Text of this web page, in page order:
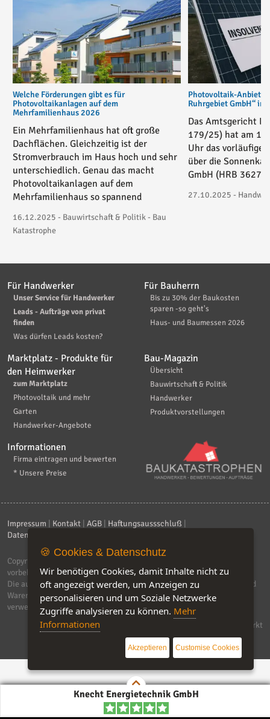
Welche Förderungen gibt es für
Photovoltaikanlagen auf dem
Mehrfamilienhaus 2026
Ein Mehrfamilienhaus hat oft große
Dachflächen. Gleichzeitig ist der
Stromverbrauch im Haus hoch und sehr
unterschiedlich. Genau das macht
Photovoltaikanlagen auf dem
Mehrfamilienhaus so spannend
16.12.2025 - Bauwirtschaft & Politik - Bau
Katastrophe
Photovoltaik-Anbieter
Ruhrgebiet GmbH“ in
Das Amtsgericht
179/25) hat am
Uhr das vorläufige
über die
GmbH (HRB
27.10.2025 -
Knecht Energietechnik GmbH
Für Handwerker
Unser Service für Handwerker
Leads - Aufträge von privat
finden
Was dürfen Leads kosten?
Für Bauherrn
Bis zu 30% der Baukosten
sparen -so geht's
Haus- und Baumessen 2026
Marktplatz - Produkte für
den Heimwerker
zum Marktplatz
Photovoltaik und mehr
Garten
Handwerker-Angebote
Bau-Magazin
Übersicht
Bauwirtschaft & Politik
Handwerker
Produktvorstellungen
Informationen
Firma eintragen und bewerten
* Unsere Preise
Impressum Kontakt AGB Haftungsaussschluß
Datenschutzerklärung
Copyright © 2026
vorbehalten.
Die auf dieser Seite verwendeten Produktbezeichnungen, Namen und
Warenzeichen sind Eigentum der jeweiligen Firmen. Unser Portal
verwendet Affiliat-Links, für dir wir Geld erhalten.
Software by IQ-Markt
🍪 Cookies & Datenschutz
Wir benötigen Cookies, damit Inhalte nicht zu
oft angezeigt werden, um Anzeigen zu
personalisieren und um Soziale Netzwerke
Zugriffe analysieren zu können. Mehr
Informationen
Akzeptieren Customise Cookies